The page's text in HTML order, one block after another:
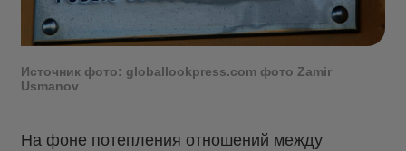
Источник фото: globallookpress.com фото Zamir
Usmanov
На фоне потепления отношений между